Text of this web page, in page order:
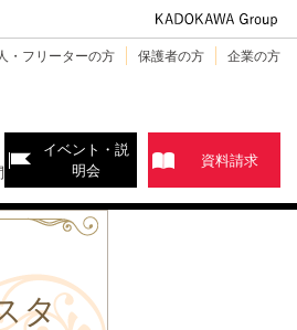
・フリーターの方 保護者の方 企業の方
イベント・説
明会
資料請求
タ